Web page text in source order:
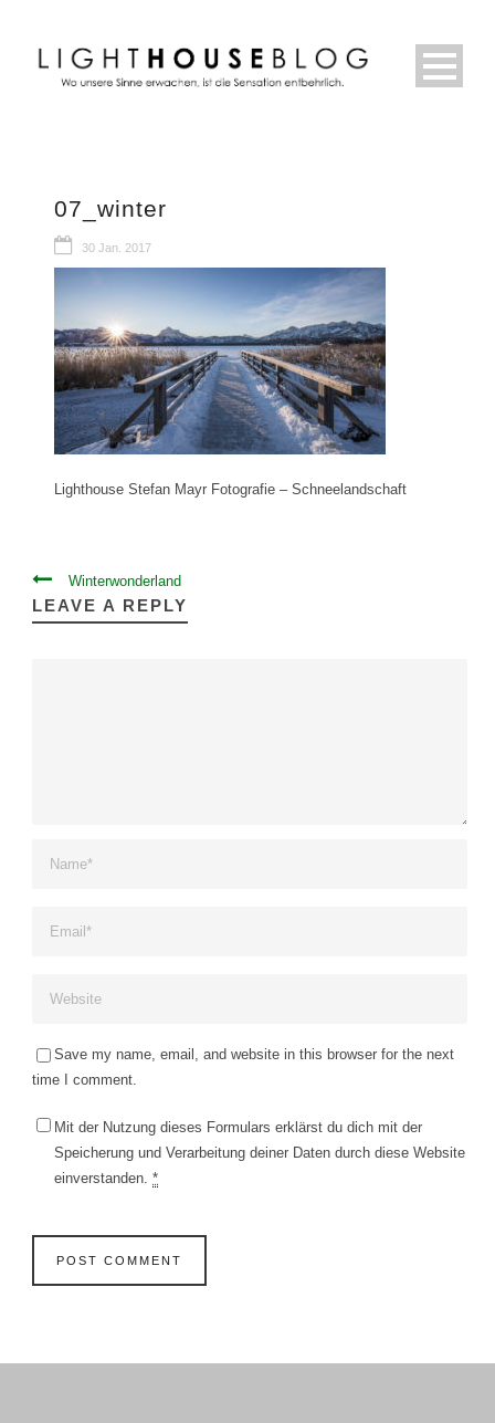
07_winter
30 Jan. 2017
Lighthouse Stefan Mayr Fotografie – Schneelandschaft
Winterwonderland
LEAVE A REPLY
Save my name, email, and website in this browser for the next
time I comment.
Mit der Nutzung dieses Formulars erklärst du dich mit der
Speicherung und Verarbeitung deiner Daten durch diese Website
einverstanden. *